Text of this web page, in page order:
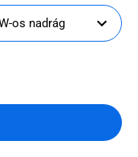
os nadrág